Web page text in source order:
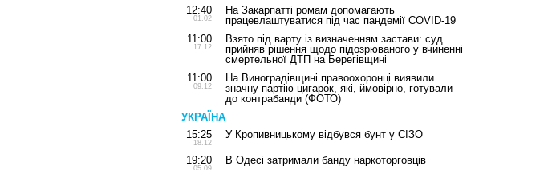
12:40
01.02
На Закарпатті ромам допомагають
працевлаштуватися під час пандемії COVID-19
11:00
17.12
Взято під варту із визначенням застави: суд
прийняв рішення щодо підозрюваного у вчиненні
смертельної ДТП на Берегівщині
11:00
09.12
На Виноградівщині правоохоронці виявили
значну партію цигарок, які, ймовірно, готували
до контрабанди (ФОТО)
УКРАЇНА
15:25
18.12
У Кропивницькому відбувся бунт у СІЗО
19:20
05.09
В Одесі затримали банду наркоторговців